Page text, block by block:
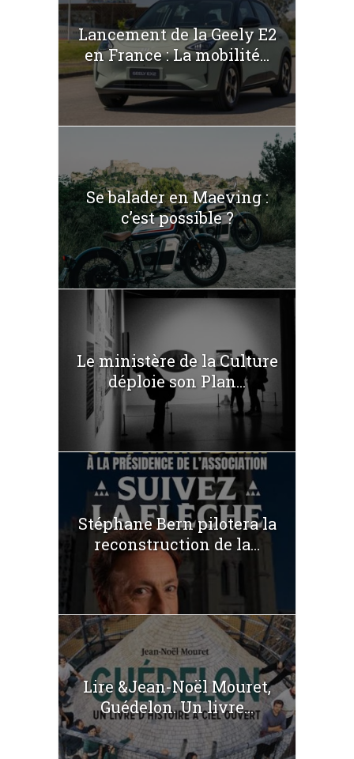
Lancement de la Geely E2
en France : La mobilité...
Se balader en Maeving :
c’est possible ?
Le ministère de la Culture
déploie son Plan...
Stéphane Bern pilotera la
reconstruction de la...
Lire &Jean-Noël Mouret,
Guédelon. Un livre...